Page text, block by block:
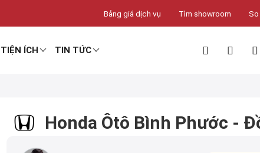
Bảng giá dịch vụ Tìm showroom So
TIỆN ÍCH TIN TỨC
Honda Ôtô Bình Phước -